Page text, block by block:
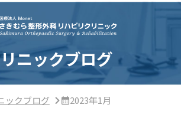
ニックブログ
ックブログ 2023年1月